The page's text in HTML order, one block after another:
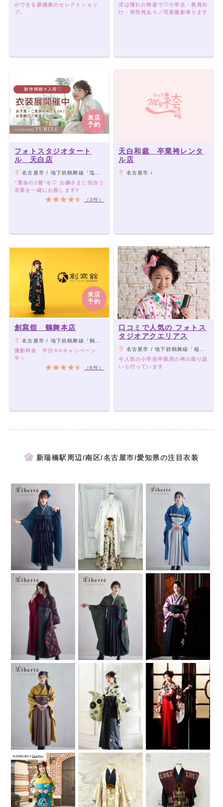
ができる新感覚のセレクトショッ
プ。
式は憧れの袴姿で♡小学生・教員向
け・男性袴あり／写真撮影承ります
来店
予約
フォトスタジオタート
ル 天白店
名古屋市 / 地下鉄鶴舞線「塩釜口駅」から徒歩7分
”運命の1着”を♡ お嬢さまに似合う
衣装を一緒にお探します‼︎
（3件）
天白和裁 卒業袴レンタ
ル店
名古屋市 /
来店
予約
創寫舘 鶴舞本店
名古屋市 / 地下鉄鶴舞線「鶴舞」駅 6番出口から徒歩約3分
撮影料金 平日￥0キャンペーン
中！
（6件）
口コミで人気の フォトス
タジオアクエリアス
名古屋市 / 地下鉄鶴舞線「植田」駅より徒歩約8分
今人気の小学校卒業用の袴の取り扱
いも行っています
新瑞橋駅周辺/南区/名古屋市/愛知県の注目衣装